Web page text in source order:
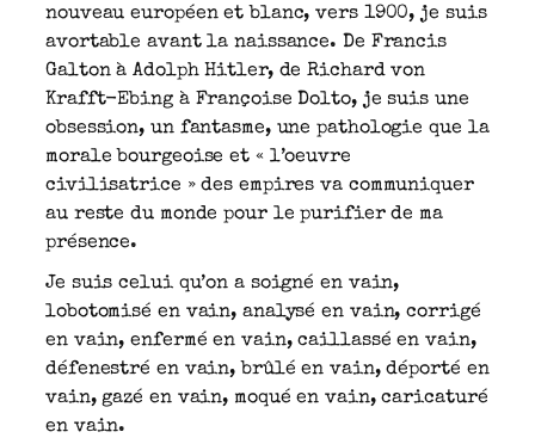
nouveau européen et blanc, vers 1900, je suis
avortable avant la naissance. De Francis
Galton à Adolph Hitler, de Richard von
Krafft-Ebing à Françoise Dolto, je suis une
obsession, un fantasme, une pathologie que la
morale bourgeoise et « l’oeuvre
civilisatrice » des empires va communiquer
au reste du monde pour le purifier de ma
présence.
Je suis celui qu’on a soigné en vain,
lobotomisé en vain, analysé en vain, corrigé
en vain, enfermé en vain, caillassé en vain,
défenestré en vain, brûlé en vain, déporté en
vain, gazé en vain, moqué en vain, caricaturé
en vain.